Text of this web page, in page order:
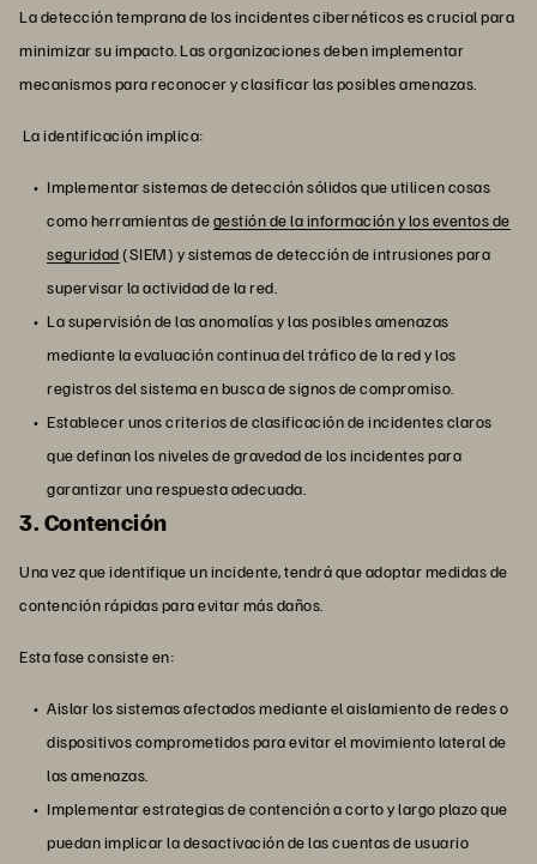
La detección temprana de los incidentes cibernéticos es crucial para
minimizar su impacto. Las organizaciones deben implementar
mecanismos para reconocer y clasificar las posibles amenazas.
La identificación implica:
Implementar sistemas de detección sólidos que utilicen cosas
como herramientas degestión de la información y los eventos de
seguridad(SIEM) y sistemas de detección de intrusiones para
supervisar la actividad de la red.
La supervisión de las anomalías y las posibles amenazas
mediante la evaluación continua del tráfico de la red y los
registros del sistema en busca de signos de compromiso.
Establecer unos criterios de clasificación de incidentes claros
que definan los niveles de gravedad de los incidentes para
garantizar una respuesta adecuada.
3. Contención
Una vez que identifique un incidente, tendrá que adoptar medidas de
contención rápidas para evitar más daños.
Esta fase consiste en:
Aislar los sistemas afectados mediante el aislamiento de redes o
dispositivos comprometidos para evitar el movimiento lateral de
las amenazas.
Implementar estrategias de contención a corto y largo plazo que
puedan implicar la desactivación de las cuentas de usuario